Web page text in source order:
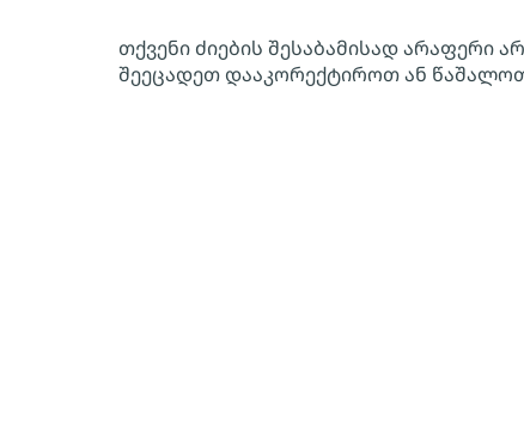
თქვენი ძიების შესაბამისად არაფერი
შეეცადეთ დააკორექტიროთ ან